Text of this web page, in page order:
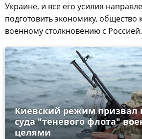
Украине, и все его усилия
подготовить экономику,
военному столкновению с Россией.
Киевский режим призвал
суда "теневого флота"
целями